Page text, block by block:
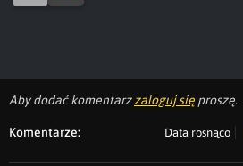
Aby dodać komentarzzaloguj się proszę.
Komentarze: Data rosnąco